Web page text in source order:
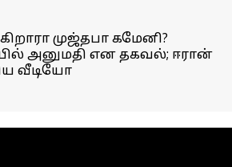
முஜ்தபா கமேனி?
அனுமதி என தகவல்; ஈரான்
வீடியோ